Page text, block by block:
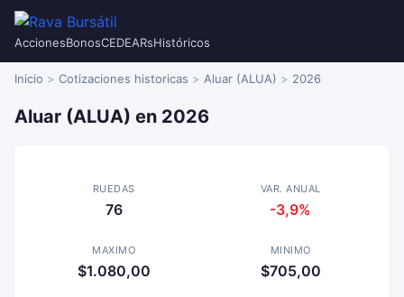
AccionesBonosCEDEARsHistóricos
Inicio Cotizaciones historicas Aluar (ALUA) 2026
Aluar (ALUA) en 2026
RUEDAS
76
VAR. ANUAL
-3,9%
MAXIMO
$1.080,00
MINIMO
$705,00